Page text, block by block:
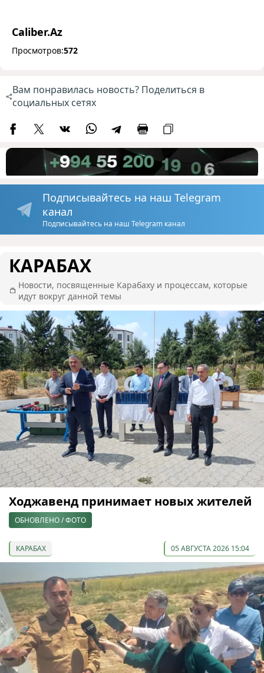
Caliber.Az
Просмотров:572
Вам понравилась новость? Поделиться в
социальных сетях
Подписывайтесь на наш Telegram
канал
Подписывайтесь на наш Telegram канал
КАРАБАХ
Новости, посвященные Карабаху и процессам, которые
идут вокруг данной темы
Ходжавенд принимает новых жителей
ОБНОВЛЕНО / ФОТО
КАРАБАХ 05 АВГУСТА 2026 15:04